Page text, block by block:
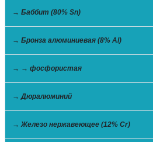
→ Баббит (80% Sn)
→ Бронза алюминиевая (8% Al)
→ → фосфористая
→ Дюралюминий
→ Железо нержавеющее (12% Cr)